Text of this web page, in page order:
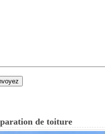
de toiture